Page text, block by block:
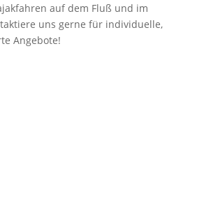
auf dem Fluß und im
uns gerne für individuelle,
Angebote!